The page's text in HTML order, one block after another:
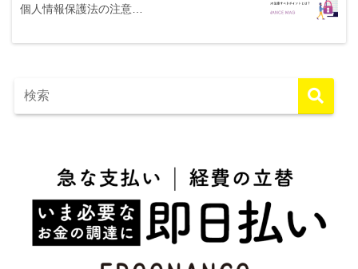
個人情報保護法の注意…